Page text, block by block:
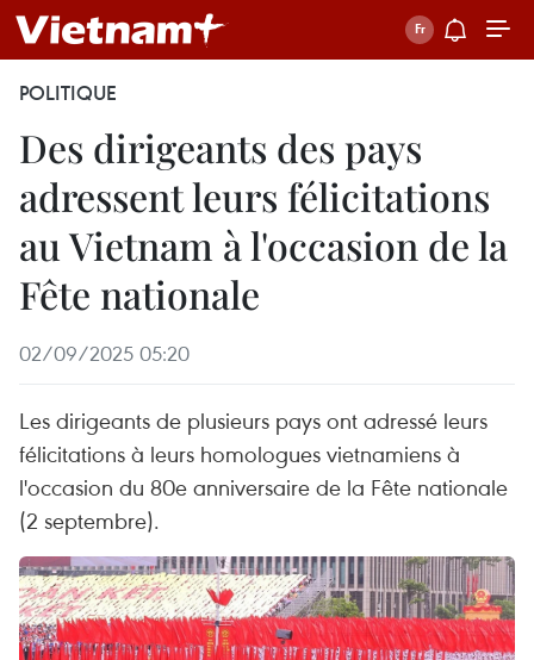
POLITIQUE
Des dirigeants des pays
adressent leurs félicitations
au Vietnam à l'occasion de la
Fête nationale
02/09/2025 05:20
Les dirigeants de plusieurs pays ont adressé leurs
félicitations à leurs homologues vietnamiens à
l'occasion du 80e anniversaire de la Fête nationale
(2 septembre).